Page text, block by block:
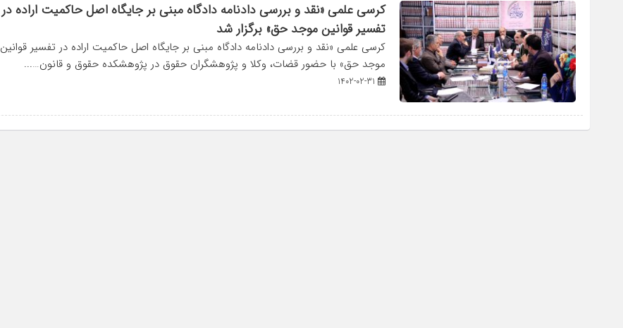
کرسی علمی «نقد و بررسی دادنامه دادگاه مبنی بر جایگاه اصل حاکمیت اراده در
تفسیر قوانین موجد حق» برگزار شد
کرسی علمی «نقد و بررسی دادنامه دادگاه مبنی بر جایگاه اصل حاکمیت اراده در تفسیر قوانین
موجد حق» با حضور قضات، وکلا و پژوهشگران حقوق در پژوهشکده حقوق و قانون…...